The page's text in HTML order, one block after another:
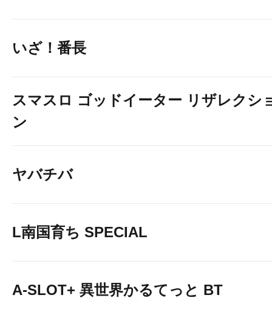
いざ！番長
スマスロ ゴッドイーター リザレクシ
ン
ヤバチバ
L南国育ち SPECIAL
A-SLOT+ 異世界かるてっと BT